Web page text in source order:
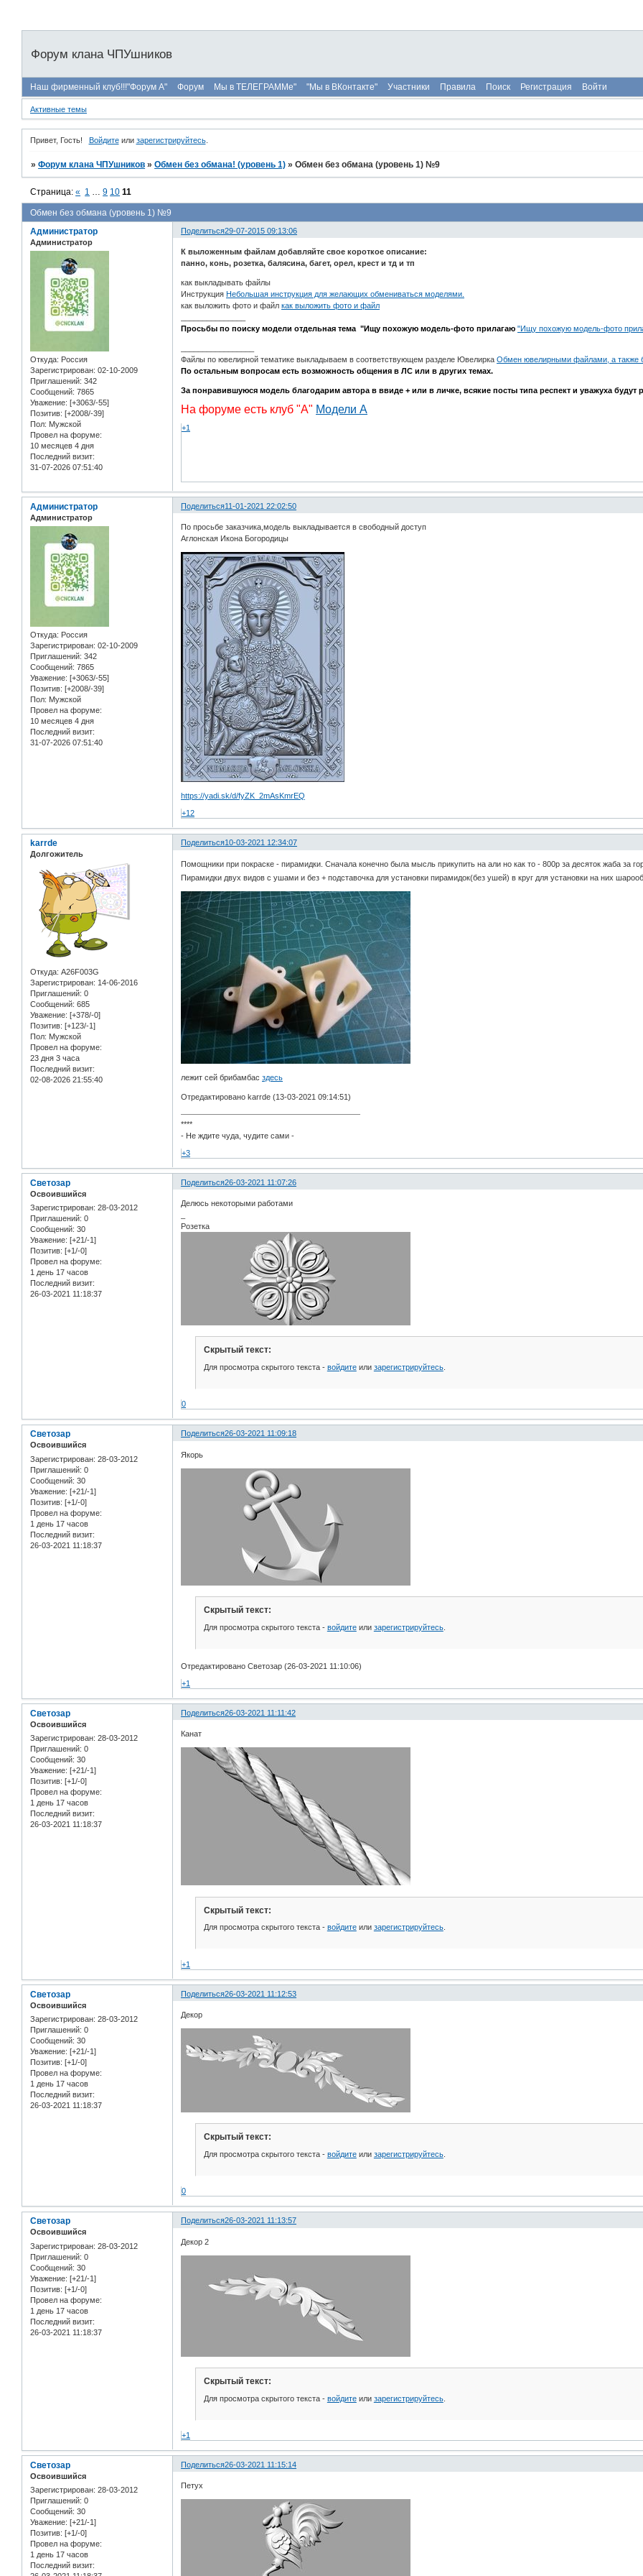
Форум клана ЧПУшников
Наш фирменный клуб!!!"Форум А" Форум Мы в ТЕЛЕГРАММе" "Мы в ВКонтакте" Участники Правила Поиск Регистрация Войти
Активные темы
Привет, Гость! Войдитеили зарегистрируйтесь.
»Форум клана ЧПУшников »Обмен без обмана! (уровень 1) »Обмен без обмана (уровень 1) №9
Обмен без обмана (уровень 1) №9
Страница:« 1 9 10 11
Поделиться29-07-2015 09:13:06
Администратор
Администратор
Откуда: Россия
Зарегистрирован: 02-10-2009
Приглашений: 342
Сообщений: 7865
Уважение: [+3063/-55]
Позитив: [+2008/-39]
Пол: Мужской
Провел на форуме:
10 месяцев 4 дня
Последний визит:
31-07-2026 07:51:40
К выложенным файлам добавляйте свое короткое описание:
панно, конь, розетка, балясина, багет, орел, крест и тд и тп
как выкладывать файлы
ИнструкцияНебольшая инструкция для желающих обмениваться моделями.
как выложить фото и файлкак выложить фото и файл
Просьбы по поиску модели отдельная тема "Ищу похожую модель-фото прилагаю"Ищу похожую модель-фото
Файлы по ювелирной тематике выкладываем в соответствующем разделе ЮвелиркаОбмен ювелирными файлами, а также
По остальным вопросам есть возможность общения в ЛС или в других темах.
За понравившуюся модель благодарим автора в ввиде + или в личке, всякие посты типа респект и уважуха
На форуме есть клуб "А" Модели А
+1
Поделиться11-01-2021 22:02:50
Администратор
Администратор
Откуда: Россия
Зарегистрирован: 02-10-2009
Приглашений: 342
Сообщений: 7865
Уважение: [+3063/-55]
Позитив: [+2008/-39]
Пол: Мужской
Провел на форуме:
10 месяцев 4 дня
Последний визит:
31-07-2026 07:51:40
По просьбе заказчика,модель выкладывается в свободный доступ
Аглонская Икона Богородицы
https://yadi.sk/d/fyZK_2mAsKmrEQ
+12
Поделиться10-03-2021 12:34:07
karrde
Долгожитель
Откуда: A26F003G
Зарегистрирован: 14-06-2016
Приглашений: 0
Сообщений: 685
Уважение: [+378/-0]
Позитив: [+123/-1]
Пол: Мужской
Провел на форуме:
23 дня 3 часа
Последний визит:
02-08-2026 21:55:40
Помощники при покраске - пирамидки. Сначала конечно была мысль прикупить на али но как то - 800р за десяток жаба
Пирамидки двух видов с ушами и без + подставочка для установки пирамидок(без ушей) в круг для установки на них
лежит сей брибамбасздесь
Отредактировано karrde (13-03-2021 09:14:51)
****
- Не ждите чуда, чудите сами -
+3
Поделиться26-03-2021 11:07:26
Светозар
Освоившийся
Зарегистрирован: 28-03-2012
Приглашений: 0
Сообщений: 30
Уважение: [+21/-1]
Позитив: [+1/-0]
Провел на форуме:
1 день 17 часов
Последний визит:
26-03-2021 11:18:37
Делюсь некоторыми работами
Розетка
Скрытый текст:
Для просмотра скрытого текста - войдитеили зарегистрируйтесь.
0
Поделиться26-03-2021 11:09:18
Светозар
Освоившийся
Зарегистрирован: 28-03-2012
Приглашений: 0
Сообщений: 30
Уважение: [+21/-1]
Позитив: [+1/-0]
Провел на форуме:
1 день 17 часов
Последний визит:
26-03-2021 11:18:37
Якорь
Скрытый текст:
Для просмотра скрытого текста - войдитеили зарегистрируйтесь.
Отредактировано Светозар (26-03-2021 11:10:06)
+1
Поделиться26-03-2021 11:11:42
Светозар
Освоившийся
Зарегистрирован: 28-03-2012
Приглашений: 0
Сообщений: 30
Уважение: [+21/-1]
Позитив: [+1/-0]
Провел на форуме:
1 день 17 часов
Последний визит:
26-03-2021 11:18:37
Канат
Скрытый текст:
Для просмотра скрытого текста - войдитеили зарегистрируйтесь.
+1
Поделиться26-03-2021 11:12:53
Светозар
Освоившийся
Зарегистрирован: 28-03-2012
Приглашений: 0
Сообщений: 30
Уважение: [+21/-1]
Позитив: [+1/-0]
Провел на форуме:
1 день 17 часов
Последний визит:
26-03-2021 11:18:37
Декор
Скрытый текст:
Для просмотра скрытого текста - войдитеили зарегистрируйтесь.
0
Поделиться26-03-2021 11:13:57
Светозар
Освоившийся
Зарегистрирован: 28-03-2012
Приглашений: 0
Сообщений: 30
Уважение: [+21/-1]
Позитив: [+1/-0]
Провел на форуме:
1 день 17 часов
Последний визит:
26-03-2021 11:18:37
Декор 2
Скрытый текст:
Для просмотра скрытого текста - войдитеили зарегистрируйтесь.
+1
Поделиться26-03-2021 11:15:14
Светозар
Освоившийся
Зарегистрирован: 28-03-2012
Приглашений: 0
Сообщений: 30
Уважение: [+21/-1]
Позитив: [+1/-0]
Провел на форуме:
1 день 17 часов
Последний визит:
Петух